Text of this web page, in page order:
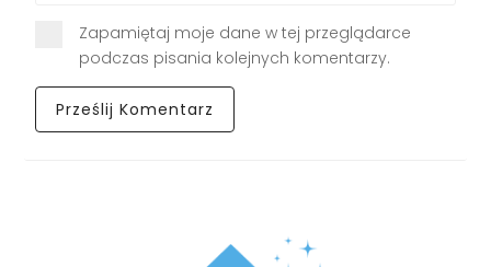
Zapamiętaj moje dane w tej przeglądarce
podczas pisania kolejnych komentarzy.